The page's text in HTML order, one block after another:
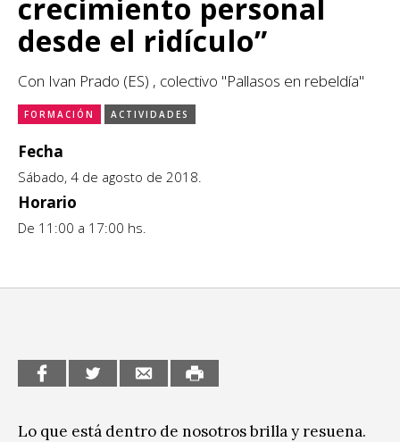
CCE en el interior/libros
Exposiciones
Formación
Género y Diversidad
Infantil y Juvenil
Letras
Medio Ambiente
crecimiento personal
desde el ridículo”
Con Ivan Prado (ES) , colectivo "Pallasos en rebeldía"
FORMACIÓN ACTIVIDADES
Fecha
Sábado, 4 de agosto de 2018.
Horario
De 11:00 a 17:00 hs.
Lo que está dentro de nosotros brilla y resuena.